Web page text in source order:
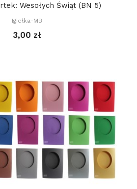
Wesołych Świąt (BN 5)
Igiełka-MB
3,00 zł